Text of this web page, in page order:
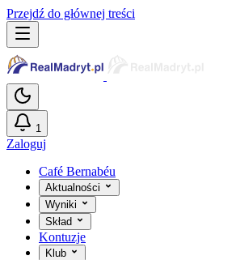
Przejdź do głównej treści
1
Zaloguj
Café Bernabéu
Aktualności
Wyniki
Skład
Kontuzje
Klub